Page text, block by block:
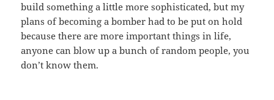
build something a little more sophisticated, but my
plans of becoming a bomber had to be put on hold
because there are more important things in life,
anyone can blow up a bunch of random people, you
don’t know them.